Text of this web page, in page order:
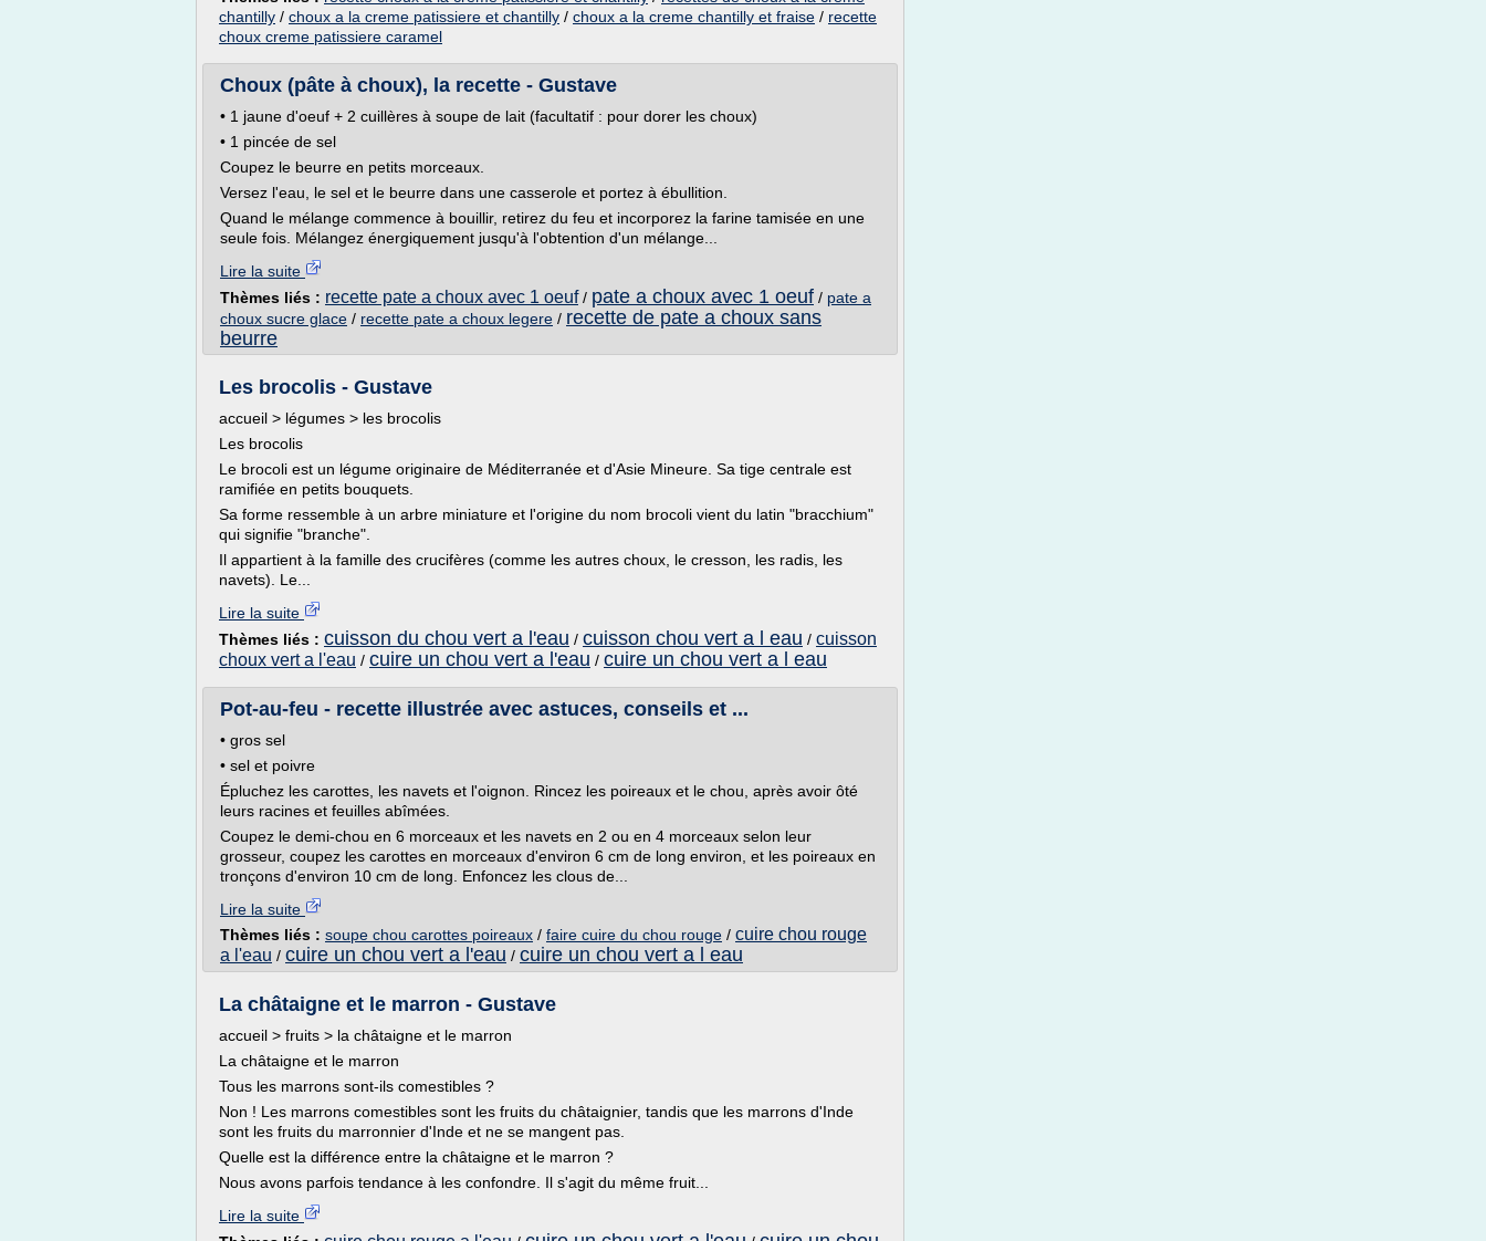
chantilly / choux a la creme patissiere et chantilly / choux a la creme chantilly et fraise / recette
choux creme patissiere caramel
Choux (pâte à choux), la recette - Gustave
• 1 jaune d'oeuf + 2 cuillères à soupe de lait (facultatif : pour dorer les choux)
• 1 pincée de sel
Coupez le beurre en petits morceaux.
Versez l'eau, le sel et le beurre dans une casserole et portez à ébullition.
Quand le mélange commence à bouillir, retirez du feu et incorporez la farine tamisée en une
seule fois. Mélangez énergiquement jusqu'à l'obtention d'un mélange...
Lire la suite
Thèmes liés : recette pate a choux avec 1 oeuf/ pate a choux avec 1 oeuf / pate a
choux sucre glace / recette pate a choux legere / recette de pate a choux sans
beurre
Les brocolis - Gustave
accueil > légumes > les brocolis
Les brocolis
Le brocoli est un légume originaire de Méditerranée et d'Asie Mineure. Sa tige centrale est
ramifiée en petits bouquets.
Sa forme ressemble à un arbre miniature et l'origine du nom brocoli vient du latin "bracchium"
qui signifie "branche".
Il appartient à la famille des crucifères (comme les autres choux, le cresson, les radis, les
navets). Le...
Lire la suite
Thèmes liés : cuisson du chou vert a l'eau / cuisson chou vert a l eau / cuisson
choux vert a l'eau / cuire un chou vert a l'eau / cuire un chou vert a l eau
Pot-au-feu - recette illustrée avec astuces, conseils et ...
• gros sel
• sel et poivre
Épluchez les carottes, les navets et l'oignon. Rincez les poireaux et le chou, après avoir ôté
leurs racines et feuilles abîmées.
Coupez le demi-chou en 6 morceaux et les navets en 2 ou en 4 morceaux selon leur
grosseur, coupez les carottes en morceaux d'environ 6 cm de long environ, et les poireaux en
tronçons d'environ 10 cm de long. Enfoncez les clous de...
Lire la suite
Thèmes liés : soupe chou carottes poireaux / faire cuire du chou rouge / cuire chou rouge
a l'eau / cuire un chou vert a l'eau / cuire un chou vert a l eau
La châtaigne et le marron - Gustave
accueil > fruits > la châtaigne et le marron
La châtaigne et le marron
Tous les marrons sont-ils comestibles ?
Non ! Les marrons comestibles sont les fruits du châtaignier, tandis que les marrons d'Inde
sont les fruits du marronnier d'Inde et ne se mangent pas.
Quelle est la différence entre la châtaigne et le marron ?
Nous avons parfois tendance à les confondre. Il s'agit du même fruit...
Lire la suite